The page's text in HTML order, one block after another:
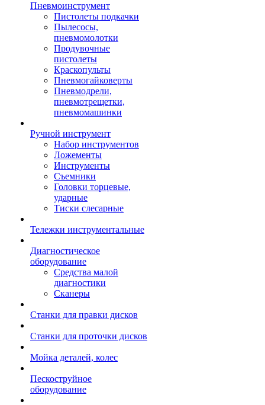
Пневмоинструмент
Пистолеты подкачки
Пылесосы,
пневмомолотки
Продувочные
пистолеты
Краскопульты
Пневмогайковерты
Пневмодрели,
пневмотрещетки,
пневмомашинки
Ручной инструмент
Набор инструментов
Ложементы
Инструменты
Съемники
Головки торцевые,
ударные
Тиски слесарные
Тележки инструментальные
Диагностическое
оборудование
Средства малой
диагностики
Сканеры
Станки для правки дисков
Станки для проточки дисков
Мойка деталей, колес
Пескоструйное
оборудование